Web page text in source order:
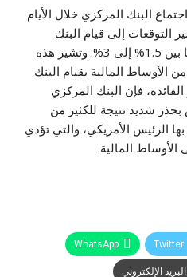
البنك المركزي خلال الأيام
التوقعات إلى قيام البنك
المركزي بتخفيض سعر الفائدة ما بين 1.5% إلى 3%. وتشير هذه
الأوساط المالية بقيام البنك
فإن البنك المركزي
شديد نتيجة للكثير من
الرئيس الأمريكي، والتي تؤدي
الأوساط المالية.
Twitter
WhatsApp
البريد الإلكتروني